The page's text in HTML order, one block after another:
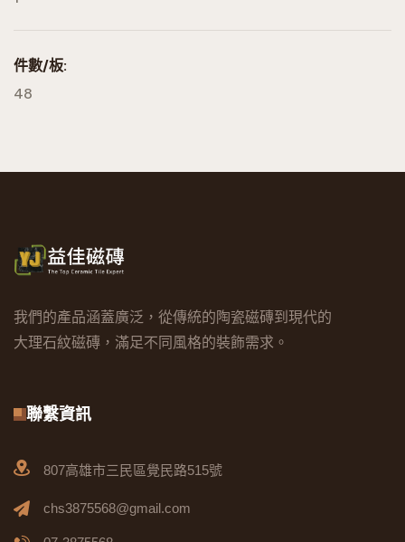
件數/板:
48
我們的產品涵蓋廣泛，從傳統的陶瓷磁磚到現代的
大理石紋磁磚，滿足不同風格的裝飾需求。
聯繫資訊
807高雄市三民區覺民路515號
chs3875568@gmail.com